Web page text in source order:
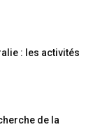
: les activités
de la